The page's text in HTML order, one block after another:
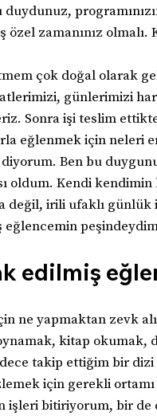
özel zamanınız
çok doğal olarak
günlerimizi
Sonra işi teslim
eğlenmek için neleri
Ben bu
oldum. Kendi
değil, irili ufaklı günlük
edilmiş
ne yapmaktan zevk
kitap okumak,
takip ettiğim bir
için gerekli
işleri bitiriyorum, bir de